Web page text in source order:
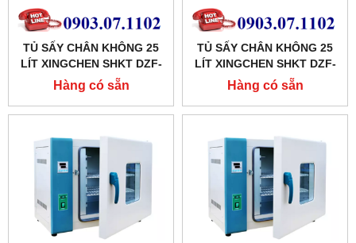
TỦ SẤY CHÂN KHÔNG 25
LÍT XINGCHEN SHKT DZF-
6020AB
Hàng có sẵn
TỦ SẤY CHÂN KHÔNG 25
LÍT XINGCHEN SHKT DZF-
6020A
Hàng có sẵn